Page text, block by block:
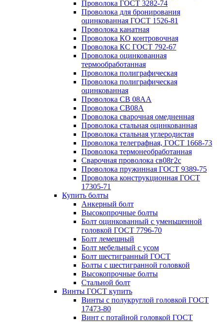
Проволока ГОСТ 3282-74
Проволока для бронирования
оцинкованная ГОСТ 1526-81
Проволока канатная
Проволока КО контровочная
Проволока КС ГОСТ 792-67
Проволока оцинкованная
термообработанная
Проволока полиграфическая
Проволока полиграфическая
оцинкованная
Проволока СВ 08АА
Проволока СВ08А
Проволока сварочная омедненная
Проволока стальная оцинкованная
Проволока стальная углеродистая
Проволока телеграфная, ГОСТ 1668-73
Проволока термонеобработанная
Сварочная проволока св08г2с
Проволока пружинная ГОСТ 9389-75
Проволока конструкционная ГОСТ
17305-71
Купить болты
Анкерный болт
Высокопрочные болты
Болт оцинкованный с уменьшенной
головкой ГОСТ 7796-70
Болт лемешный
Болт мебельный с усом
Болт шестигранный ГОСТ
Болты с шестигранной головкой
Высокопрочные болты
Стальной болт
Винты ГОСТ купить
Винты с полукруглой головкой ГОСТ
17473-80
Винт с потайной головкой ГОСТ